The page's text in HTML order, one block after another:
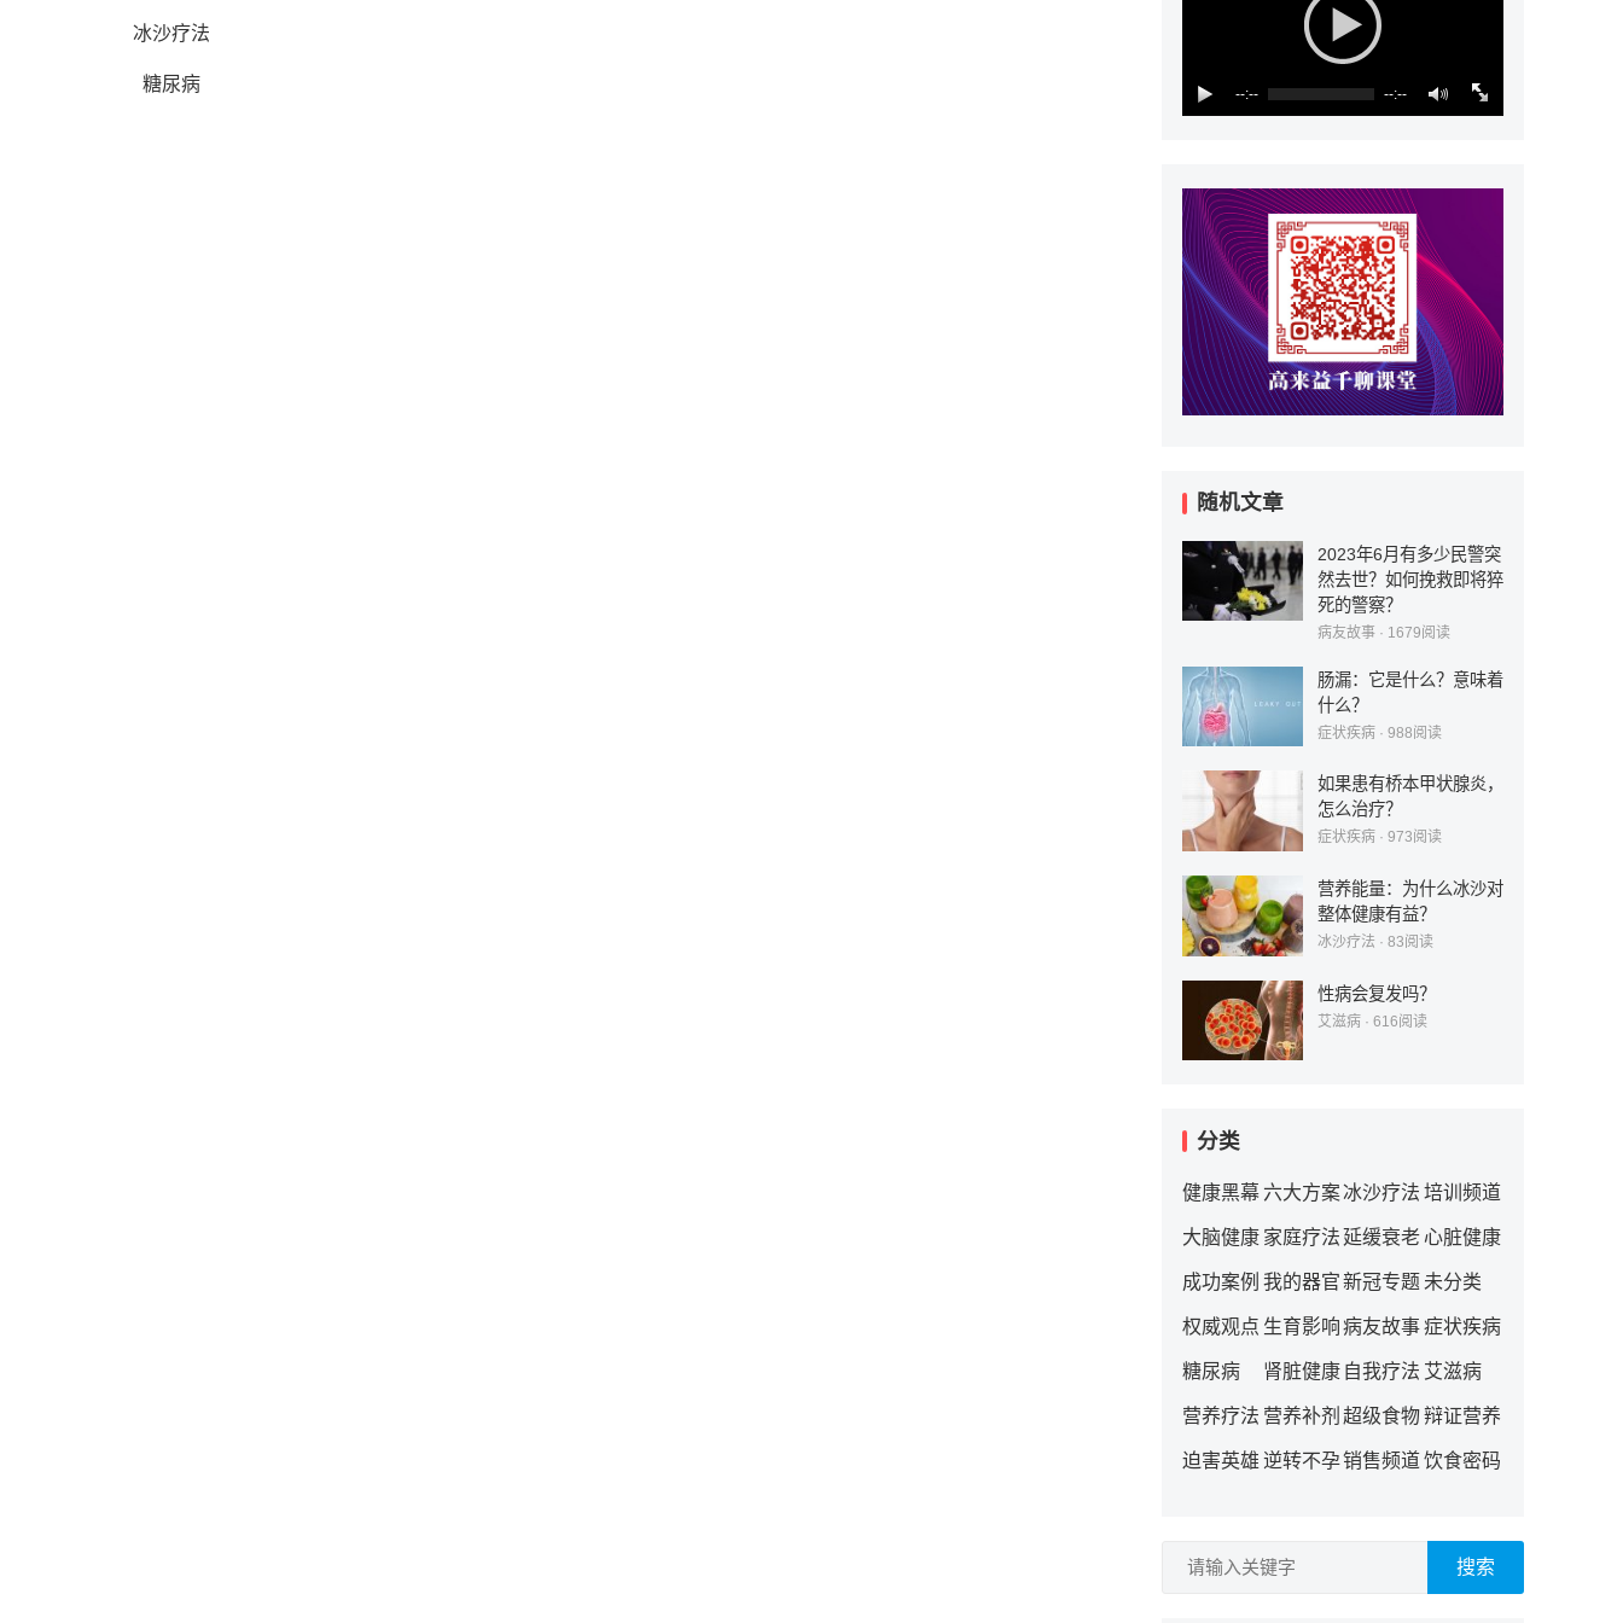
冰沙疗法
糖尿病 --:-- --:--
随机文章
2023年6月有多少民警突
然去世？如何挽救即将猝
死的警察？
病友故事 · 1679阅读
肠漏：它是什么？意味着
什么？
症状疾病 · 988阅读
如果患有桥本甲状腺炎，
怎么治疗？
症状疾病 · 973阅读
营养能量：为什么冰沙对
整体健康有益？
冰沙疗法 · 83阅读
性病会复发吗？
艾滋病 · 616阅读
分类
健康黑幕 六大方案冰沙疗法 培训频道
大脑健康 家庭疗法 延缓衰老 心脏健康
成功案例 我的器官新冠专题 未分类
权威观点 生育影响病友故事症状疾病
糖尿病 肾脏健康 自我疗法 艾滋病
营养疗法 营养补剂 超级食物辩证营养
迫害英雄 逆转不孕销售频道饮食密码
搜索